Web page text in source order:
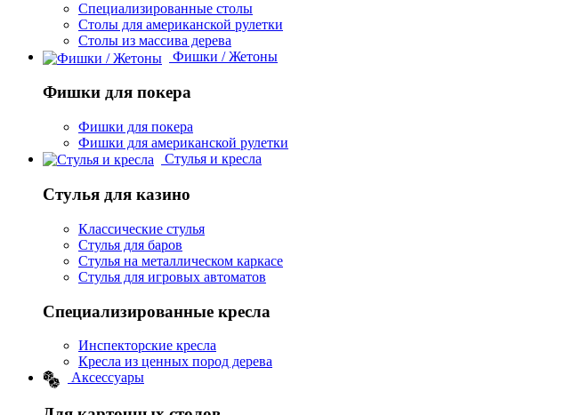
Специализированные столы
Столы для американской рулетки
Столы из массива дерева
Фишки / Жетоны
Фишки для покера
Фишки для покера
Фишки для американской рулетки
Стулья и кресла
Стулья для казино
Классические стулья
Стулья для баров
Стулья на металлическом каркасе
Стулья для игровых автоматов
Специализированные кресла
Инспекторские кресла
Кресла из ценных пород дерева
Аксессуары